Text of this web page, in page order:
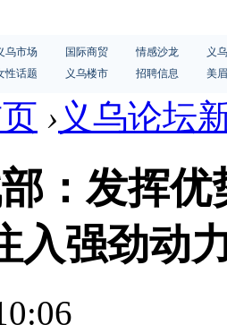
乌市场 国际商贸 情感沙龙
义
性话题 义乌楼市 招聘信息 美
› 义乌论坛
：发挥
入强劲动